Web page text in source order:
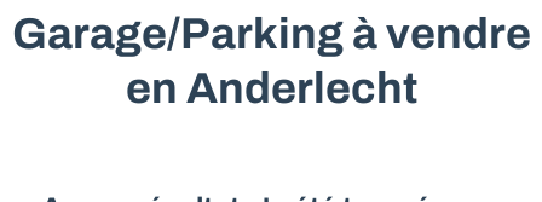
Garage/Parking à vendre
en Anderlecht